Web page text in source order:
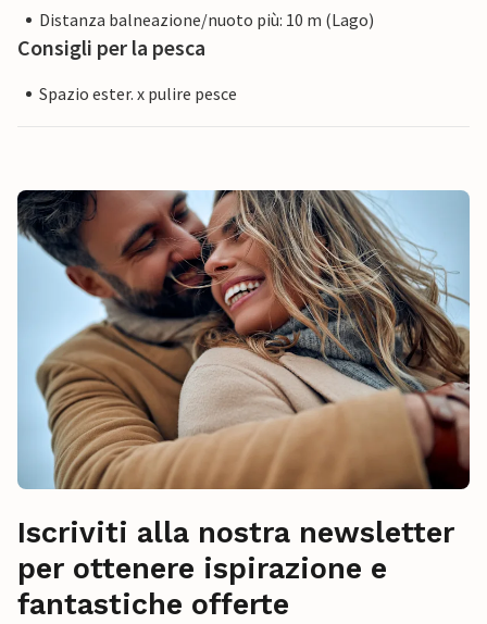
Distanza balneazione/nuoto più: 10 m (Lago)
Consigli per la pesca
Spazio ester. x pulire pesce
Iscriviti alla nostra newsletter
per ottenere ispirazione e
fantastiche offerte